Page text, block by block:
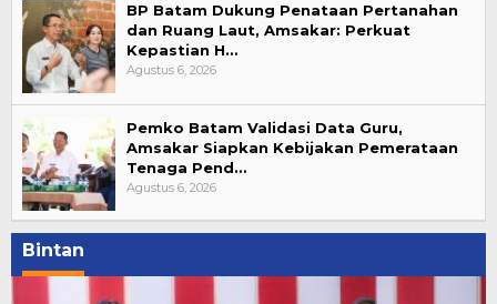
BP Batam Dukung Penataan Pertanahan
dan Ruang Laut, Amsakar: Perkuat
Kepastian H…
Agustus 6, 2026
Pemko Batam Validasi Data Guru,
Amsakar Siapkan Kebijakan Pemerataan
Tenaga Pend…
Agustus 6, 2026
Bintan